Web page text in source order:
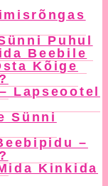
Puhul
Beebile
Kõige
Lapseootel
Sünni
–
Kinkida